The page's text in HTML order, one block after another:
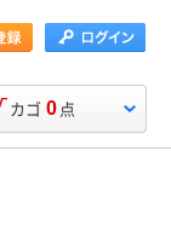
カゴ 0 点